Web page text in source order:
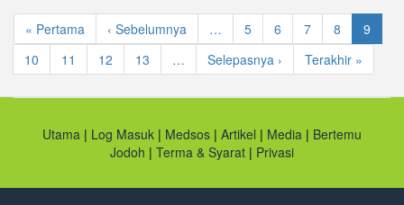
Pagination
First
page
« Pertama
Previous
page
‹ Sebelumnya … Page
5 Page
6 Page
7 Page
8
page
9
Page
10 Page
11 Page
12 Page
13 …
Next
page
Selepasnya ›
Last
page
Terakhir »
Utama | Log Masuk | Medsos | Artikel | Media | Bertemu
Jodoh | Terma & Syarat | Privasi